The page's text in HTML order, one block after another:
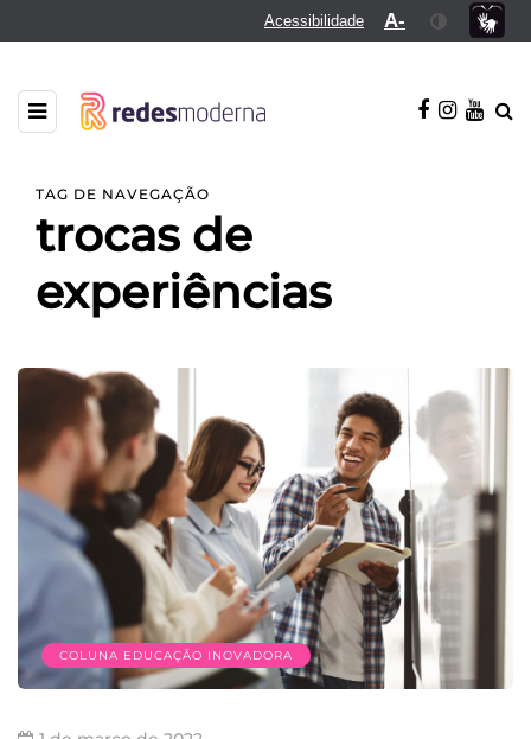
Acessibilidade A-
TAG DE NAVEGAÇÃO
trocas de
experiências
COLUNA EDUCAÇÃO INOVADORA